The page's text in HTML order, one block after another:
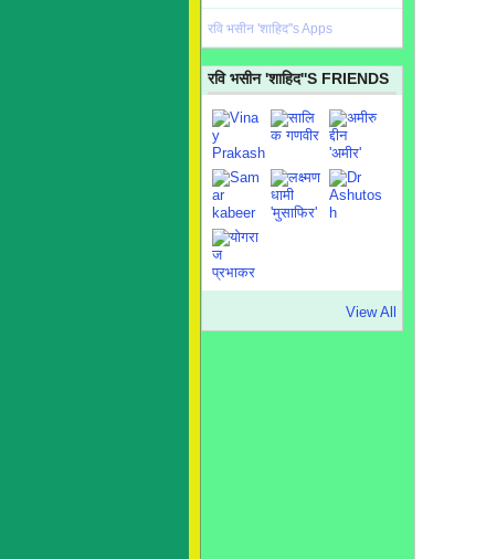
रवि भसीन 'शाहिद''s Apps
रवि भसीन 'शाहिद''S FRIENDS
View All